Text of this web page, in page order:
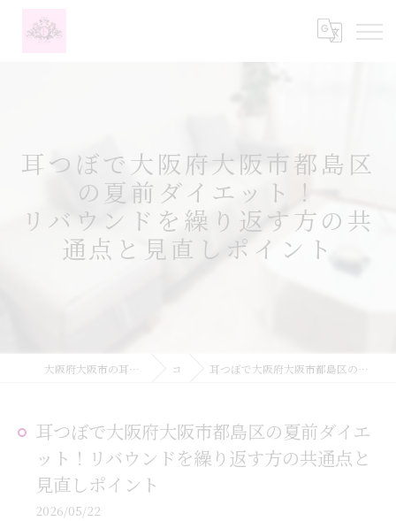
耳つぼで大阪府大阪市都島区
の夏前ダイエット！
リバウンドを繰り返す方の共
通点と見直しポイント
大阪府大阪市の耳つぼなら耳つぼダイエットサロンふーみん コラム 耳つぼで大阪府大阪市都島区の夏前ダイエット！リバウンドを繰り返す方の共通点と見直しポイント
耳つぼで大阪府大阪市都島区の夏前ダイエ
ット！リバウンドを繰り返す方の共通点と
見直しポイント
2026/05/22